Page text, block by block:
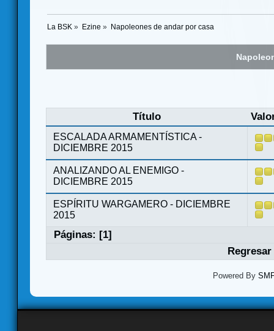
La BSK » Ezine » Napoleones de andar por casa
Título
ESCALADA ARMAMENTÍSTICA -
DICIEMBRE 2015
ANALIZANDO AL ENEMIGO -
DICIEMBRE 2015
ESPÍRITU WARGAMERO - DICIEMBRE
2015
Páginas: [1]
Powered By